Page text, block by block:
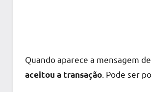
Quando aparece a mensagem
aceitou a transação . Pode ser